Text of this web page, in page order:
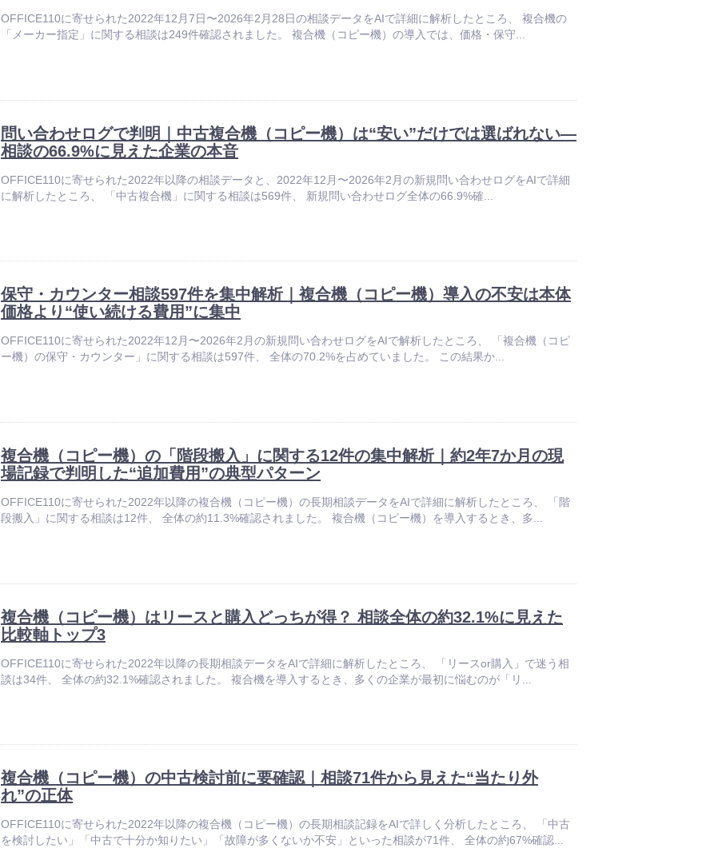
OFFICE110に寄せられた2022年12月7日〜2026年2月28日の相談データをAIで詳細に解析したところ、 複合機の
「メーカー指定」に関する相談は249件確認されました。 複合機（コピー機）の導入では、価格・保守...
問い合わせログで判明｜中古複合機（コピー機）は“安い”だけでは選ばれない—
相談の66.9%に見えた企業の本音
OFFICE110に寄せられた2022年以降の相談データと、2022年12月〜2026年2月の新規問い合わせログをAIで詳細
に解析したところ、 「中古複合機」に関する相談は569件、 新規問い合わせログ全体の66.9%確...
保守・カウンター相談597件を集中解析｜複合機（コピー機）導入の不安は本体
価格より“使い続ける費用”に集中
OFFICE110に寄せられた2022年12月〜2026年2月の新規問い合わせログをAIで解析したところ、 「複合機（コピ
ー機）の保守・カウンター」に関する相談は597件、 全体の70.2%を占めていました。 この結果か...
複合機（コピー機）の「階段搬入」に関する12件の集中解析｜約2年7か月の現
場記録で判明した“追加費用”の典型パターン
OFFICE110に寄せられた2022年以降の複合機（コピー機）の長期相談データをAIで詳細に解析したところ、 「階
段搬入」に関する相談は12件、 全体の約11.3%確認されました。 複合機（コピー機）を導入するとき、多...
複合機（コピー機）はリースと購入どっちが得？ 相談全体の約32.1%に見えた
比較軸トップ3
OFFICE110に寄せられた2022年以降の長期相談データをAIで詳細に解析したところ、 「リースor購入」で迷う相
談は34件、 全体の約32.1%確認されました。 複合機を導入するとき、多くの企業が最初に悩むのが「リ...
複合機（コピー機）の中古検討前に要確認｜相談71件から見えた“当たり外
れ”の正体
OFFICE110に寄せられた2022年以降の複合機（コピー機）の長期相談記録をAIで詳しく分析したところ、 「中古
を検討したい」「中古で十分か知りたい」「故障が多くないか不安」といった相談が71件、 全体の約67%確認...